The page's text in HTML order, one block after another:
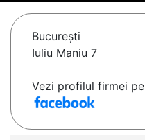
Bucureşti
Iuliu Maniu 7
Vezi profilul firmei pe